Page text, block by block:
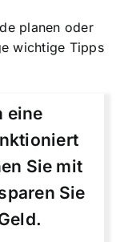
planen oder
wichtige Tipps
eine
Sie mit
Sie